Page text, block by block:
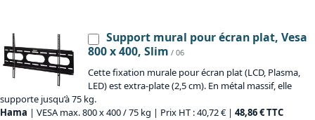
Support mural pour écran plat, Vesa
800 x 400, Slim / 06
Cette fixation murale pour écran plat (LCD, Plasma,
LED) est extra-plate (2,5 cm). En métal massif, elle
supporte jusqu’à 75 kg.
Hama | VESA max. 800 x 400 / 75 kg | Prix HT : 40,72 € | 48,86 € TTC